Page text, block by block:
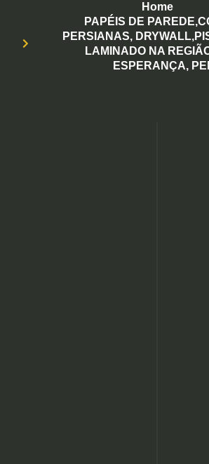
Home
PAPÉIS DE
PERSIANAS,
LAMINADO NA
ESPERANÇA,